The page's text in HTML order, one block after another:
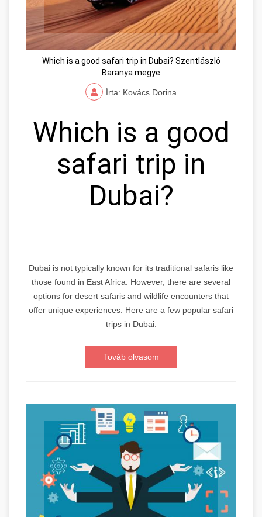
Which is a good safari trip in Dubai? Szentlászló
Baranya megye
Írta: Kovács Dorina
Which is a good
safari trip in
Dubai?
Dubai is not typically known for its traditional safaris like
those found in East Africa. However, there are several
options for desert safaris and wildlife encounters that
offer unique experiences. Here are a few popular safari
trips in Dubai:
Továb olvasom